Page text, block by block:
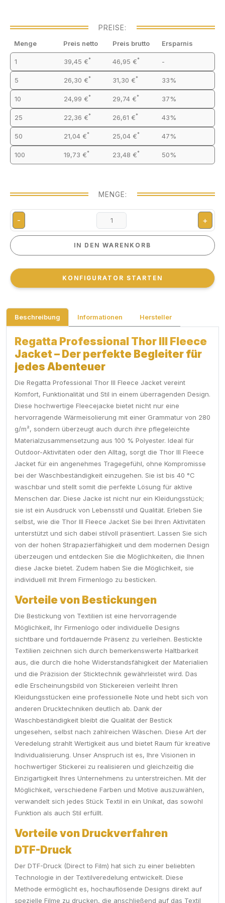
PREISE:
Menge Preis netto Preis brutto Ersparnis
1 39,45 €* 46,95 €* -
5 26,30 €* 31,30 €* 33%
10 24,99 €* 29,74 €* 37%
25 22,36 €* 26,61 €* 43%
50 21,04 €* 25,04 €* 47%
100 19,73 €* 23,48 €* 50%
MENGE:
- +
IN DEN WARENKORB
IN DEN WARENKORB
KONFIGURATOR STARTEN
KONFIGURATOR STARTEN
Beschreibung Informationen Hersteller
Regatta Professional Thor III Fleece
Jacket – Der perfekte Begleiter für
jedes Abenteuer
Die Regatta Professional Thor III Fleece Jacket vereint
Komfort, Funktionalität und Stil in einem überragenden Design.
Diese hochwertige Fleecejacke bietet nicht nur eine
hervorragende Wärmeisolierung mit einer Grammatur von 280
g/m², sondern überzeugt auch durch ihre pflegeleichte
Materialzusammensetzung aus 100 % Polyester. Ideal für
Outdoor-Aktivitäten oder den Alltag, sorgt die Thor III Fleece
Jacket für ein angenehmes Tragegefühl, ohne Kompromisse
bei der Waschbeständigkeit einzugehen. Sie ist bis 40 °C
waschbar und stellt somit die perfekte Lösung für aktive
Menschen dar. Diese Jacke ist nicht nur ein Kleidungsstück;
sie ist ein Ausdruck von Lebensstil und Qualität. Erleben Sie
selbst, wie die Thor III Fleece Jacket Sie bei Ihren Aktivitäten
unterstützt und sich dabei stilvoll präsentiert. Lassen Sie sich
von der hohen Strapazierfähigkeit und dem modernen Design
überzeugen und entdecken Sie die Möglichkeiten, die Ihnen
diese Jacke bietet. Zudem haben Sie die Möglichkeit, sie
individuell mit Ihrem Firmenlogo zu besticken.
Vorteile von Bestickungen
Die Bestickung von Textilien ist eine hervorragende
Möglichkeit, Ihr Firmenlogo oder individuelle Designs
sichtbare und fortdauernde Präsenz zu verleihen. Bestickte
Textilien zeichnen sich durch bemerkenswerte Haltbarkeit
aus, die durch die hohe Widerstandsfähigkeit der Materialien
und die Präzision der Sticktechnik gewährleistet wird. Das
edle Erscheinungsbild von Stickereien verleiht Ihren
Kleidungsstücken eine professionelle Note und hebt sich von
anderen Drucktechniken deutlich ab. Dank der
Waschbeständigkeit bleibt die Qualität der Bestick
ungesehen, selbst nach zahlreichen Wäschen. Diese Art der
Veredelung strahlt Wertigkeit aus und bietet Raum für kreative
Individualisierung. Unser Anspruch ist es, Ihre Visionen in
hochwertiger Stickerei zu realisieren und gleichzeitig die
Einzigartigkeit Ihres Unternehmens zu unterstreichen. Mit der
Möglichkeit, verschiedene Farben und Motive auszuwählen,
verwandelt sich jedes Stück Textil in ein Unikat, das sowohl
Funktion als auch Stil erfüllt.
Vorteile von Druckverfahren
DTF-Druck
Der DTF-Druck (Direct to Film) hat sich zu einer beliebten
Technologie in der Textilveredelung entwickelt. Diese
Methode ermöglicht es, hochauflösende Designs direkt auf
spezielle Filme zu drucken, die anschließend auf das Textil